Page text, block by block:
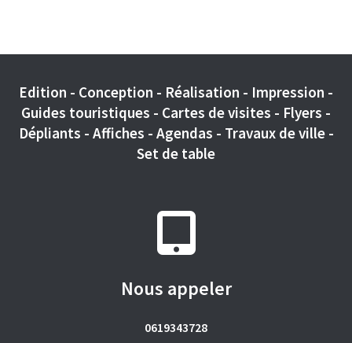
Edition - Conception - Réalisation - Impression -
Guides touristiques - Cartes de visites - Flyers -
Dépliants - Affiches - Agendas - Travaux de ville -
Set de table
Nous appeler
0619343728